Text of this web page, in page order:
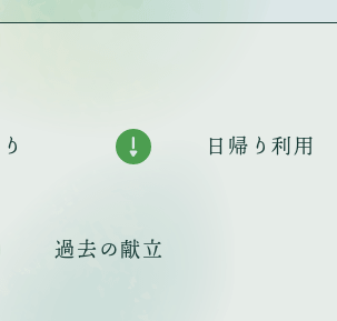
日帰り利用
過去の献立